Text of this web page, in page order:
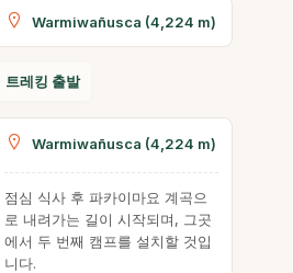
Warmiwañusca (4,224 m)
트레킹 출발
Warmiwañusca (4,224 m)
점심 식사 후 파카이마요 계곡으
로 내려가는 길이 시작되며, 그곳
에서 두 번째 캠프를 설치할 것입
니다.